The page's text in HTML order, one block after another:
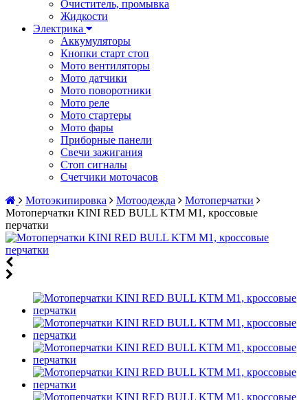
Очиститель, промывка
Жидкости
Электрика
Аккумуляторы
Кнопки старт стоп
Мото вентиляторы
Мото датчики
Мото поворотники
Мото реле
Мото стартеры
Мото фары
Приборные панели
Свечи зажигания
Стоп сигналы
Счетчики моточасов
Мотоэкипировка
Мотоодежда
Мотоперчатки
Мотоперчатки KINI RED BULL KTM M1, кроссовые
перчатки